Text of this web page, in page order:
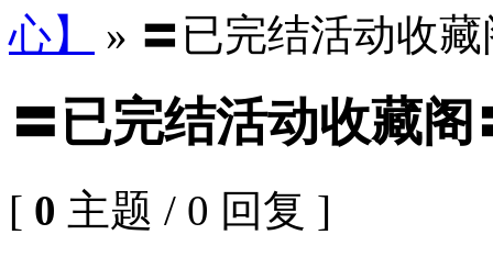
心】
» 〓已完结活动收
〓已完结活动收藏阁
[ 0 主题 / 0 回复 ]